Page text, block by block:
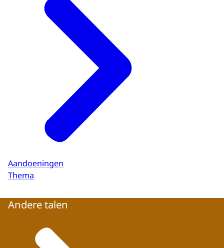
Aandoeningen
Thema
Andere talen